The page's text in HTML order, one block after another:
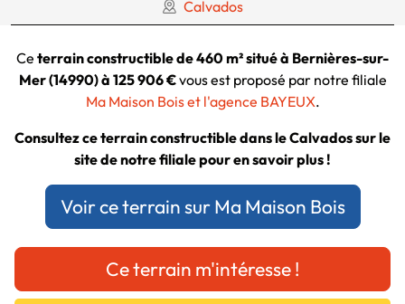
Calvados
Ce terrain constructible de 460 m² situé à Bernières-sur-
Mer (14990) à 125 906 €vous est proposé par notre filiale
Ma Maison Bois et l'agence BAYEUX.
Consultez ce terrain constructible dans le Calvados sur le
site de notre filiale pour en savoir plus !
Voir ce terrain sur Ma Maison Bois
Ce terrain m'intéresse !